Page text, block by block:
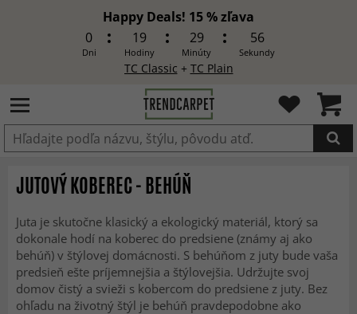
Happy Deals! 15 % zľava
0
Dni
19
Hodiny
29
Minúty
54
Sekundy
TC Classic + TC Plain
Produkt bol pridaný do košíka
JUTOVÝ KOBEREC - BEHÚŇ
Juta je skutočne klasický a ekologický materiál, ktorý sa
dokonale hodí na koberec do predsiene (známy aj ako
behúň) v štýlovej domácnosti. S behúňom z juty bude vaša
predsieň ešte príjemnejšia a štýlovejšia. Udržujte svoj
domov čistý a svieži s kobercom do predsiene z juty. Bez
ohľadu na životný štýl je behúň pravdepodobne ako